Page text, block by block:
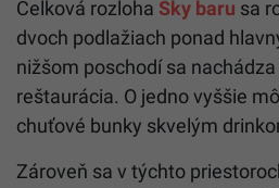
Celková rozloha Sky baru sa
dvoch podlažiach ponad
nižšom poschodí sa
reštaurácia. O jedno vyššie
chuťové bunky skvelým
Zároveň sa v týchto